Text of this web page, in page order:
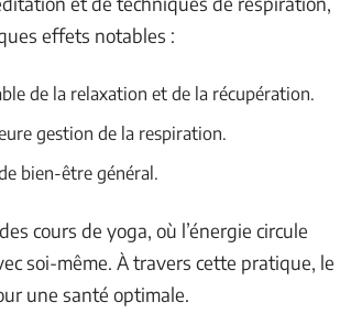
effets notables :
de la relaxation et de la récupération.
gestion de la respiration.
bien-être général.
cours de yoga, où l’énergie circule
soi-même. À travers cette pratique, le
une santé optimale.